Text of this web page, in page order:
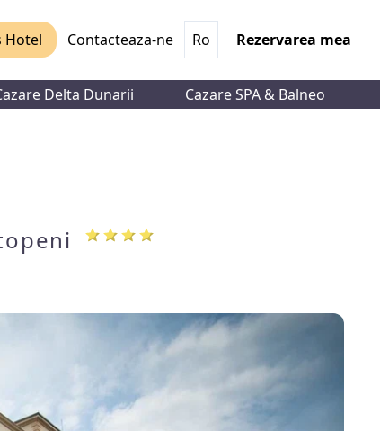
Hotel Contacteaza-ne Ro Rezervarea mea
Delta Dunarii Cazare SPA & Balneo